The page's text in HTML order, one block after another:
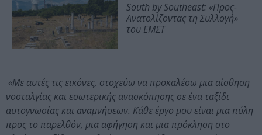
South by Southeast: «Προς-
Ανατολίζοντας τη Συλλογή»
του ΕΜΣΤ
«Με αυτές τις εικόνες, στοχεύω να προκαλέσω μια αίσθηση
νοσταλγίας και εσωτερικής ανασκόπησης σε ένα ταξίδι
αυτογνωσίας και αναμνήσεων. Κάθε έργο μου είναι μια πύλη
προς το παρελθόν, μια αφήγηση και μια πρόκληση στο